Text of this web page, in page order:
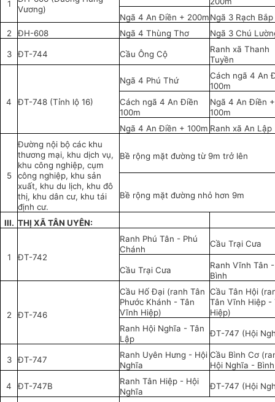
1
Vương)
Ngã 4 An Điền + 200mNgã 3 Rạch Bắp
2
ĐH-608 Ngã 4 Thùng Thơ Ngã 3 Chú
3 ĐT-744 Cầu Ông Cộ
Ranh xã Thanh
Tuyền
4 ĐT-748 (Tỉnh lộ 16)
Ngã 4 Phú Thứ
Cách ngã 4 An
100m
Cách ngã 4 An Điền
100m
Ngã 4 An Điền +
100m
Ngã 4 An Điền + 100m Ranh xã An Lập
5
Đường nội bộ các khu
thương mại, khu dịch vụ,
khu công nghiệp, cụm
công nghiệp, khu sản
xuất, khu du lịch, khu đô
thị, khu dân cư, khu tái
định cư.
Bề rộng mặt đường từ 9m trở lên
Bề rộng mặt đường nhỏ hơn 9m
III. THỊ XÃ TÂN UYÊN:
1 ĐT-742
Ranh Phú Tân - Phú
Chánh
Cầu Trại Cưa
Cầu Trại Cưa
Ranh Vĩnh Tân
Bình
2 ĐT-746
Cầu Hố Đại (ranh Tân
Phước Khánh - Tân
Vĩnh Hiệp)
Cầu Tân Hội
Tân Vĩnh Hiệp -
Hiệp)
Ranh Hội Nghĩa - Tân
Lập
ĐT-747 (Hội
3 ĐT-747
Ranh Uyên Hưng - Hội
Nghĩa
Cầu Bình Cơ
Hội Nghĩa -
4 ĐT-747B
Ranh Tân Hiệp - Hội
Nghĩa
ĐT-747 (Hội